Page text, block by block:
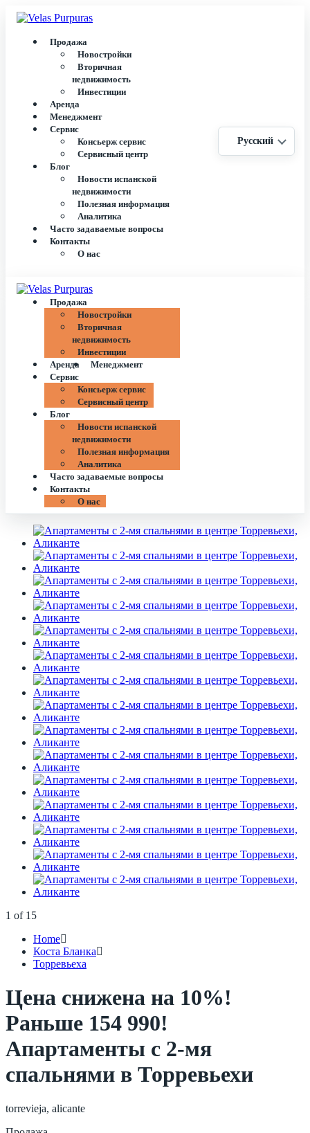
Продажа
Новостройки
Вторичная
недвижимость
Инвестиции
Аренда
Менеджмент
Сервис
Консьерж сервис
Сервисный центр
Блог
Новости испанской
недвижимости
Полезная информация
Аналитика
Часто задаваемые вопросы
Контакты
О нас
Русский
Продажа
Новостройки
Вторичная
недвижимость
Инвестиции
Аренда
Менеджмент
Сервис
Консьерж сервис
Сервисный центр
Блог
Новости испанской
недвижимости
Полезная информация
Аналитика
Часто задаваемые вопросы
Контакты
О нас
1 of 15
Home
Коста Бланка
Торревьеха
Цена снижена на 10%!
Раньше 154 990!
Апартаменты с 2-мя
спальнями в Торревьехи
torrevieja, alicante